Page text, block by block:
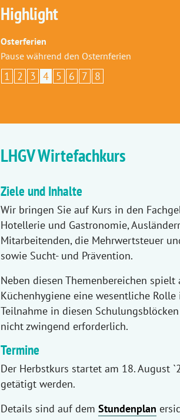
Highlight
Osterferien
Pause während den Osternferien
1 2 3 4 5 6 7 8
LHGV Wirtefachkurs
Ziele und Inhalte
Wir bringen Sie auf Kurs in den
Hotellerie und Gastronomie,
Mitarbeitenden, die Mehrwertsteuer
sowie Sucht- und Prävention.
Neben diesen Themenbereichen
Küchenhygiene eine wesentliche
Teilnahme in diesen
nicht zwingend erforderlich.
Termine
Der Herbstkurs startet am 18. August
getätigt werden.
Details sind auf dem Stundenplan